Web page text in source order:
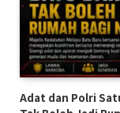
Adat dan Polri